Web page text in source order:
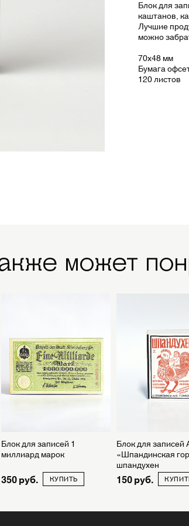
Блок для
каштанов,
Лучшие
можно
70х48 мм
Бумага
120 листов
может
Блок для записей 1
миллиард марок
350 КУПИТЬ
Блок для записей
«Шпандинская
шпандухен
150